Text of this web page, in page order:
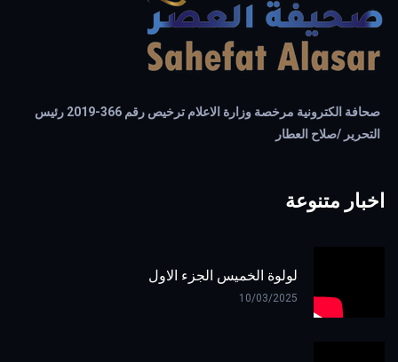
صحافة الكترونية مرخصة وزارة الاعلام ترخيص رقم 366-2019 رئيس
التحرير /صلاح العطار
اخبار متنوعة
لولوة الخميس الجزء الاول
10/03/2025